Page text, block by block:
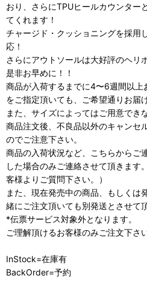
おり、さらにTPUヒールカウンター
てくれます！
チャージド・クッショニングを採用
応！
さらにアウトソールは大好評のヘリ
是非お早めに！！
商品が入荷するまでに4〜6週間以上
をご指定頂いても、ご希望通りお届
また、サイズによってはご用意でき
商品注文後、不良品以外のキャンセ
のでご注意下さい。
商品の入荷状況など、こちらからご
した場合のみご連絡させて頂きます
客様よりご質問下さい。）
また、現在発売中の商品、もしくは
緒にご注文頂いても別発送とさせて
*伝票サービス対象外となります。
ご理解頂けるお客様のみご注文下さい
InStock=在庫有
BackOrder=予約